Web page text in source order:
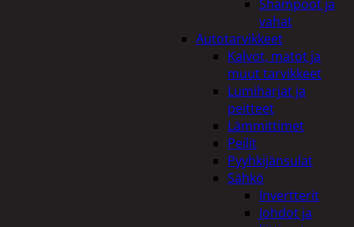
Shampoot ja
vahat
Autotarvikkeet
Kalvot, matot ja
muut tarvikkeet
Lumiharjat ja
peitteet
Lämmittimet
Peilit
Pyyhkijänsulat
Sähkö
Invertterit
Johdot ja